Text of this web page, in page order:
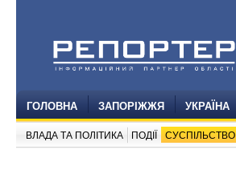
ГОЛОВНА ЗАПОРІЖЖЯ УКРАЇНА
ВЛАДА ТА ПОЛІТИКА ПОДІЇ СУСПІЛЬСТВО